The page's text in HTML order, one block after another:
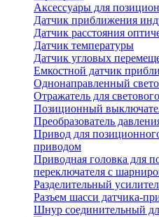
Аксессуары для
Датчик приближения
Датчик расстояния
Датчик температуры
Датчик угловых
Емкостной датчик
Однонаправленный
Отражатель для
Позиционный
Преобразователь
Привод для
приводом
Приводная головка для
переключателя с
Разделительный
Разъем шасси датчика-
Шнур соединительный